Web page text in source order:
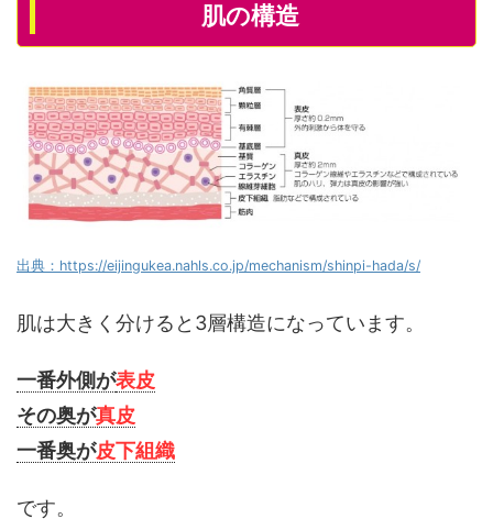
肌の構造
出典：https://eijingukea.nahls.co.jp/mechanism/shinpi-hada/s/
肌は大きく分けると3層構造になっています。
一番外側が表皮
その奥が真皮
一番奥が皮下組織
です。